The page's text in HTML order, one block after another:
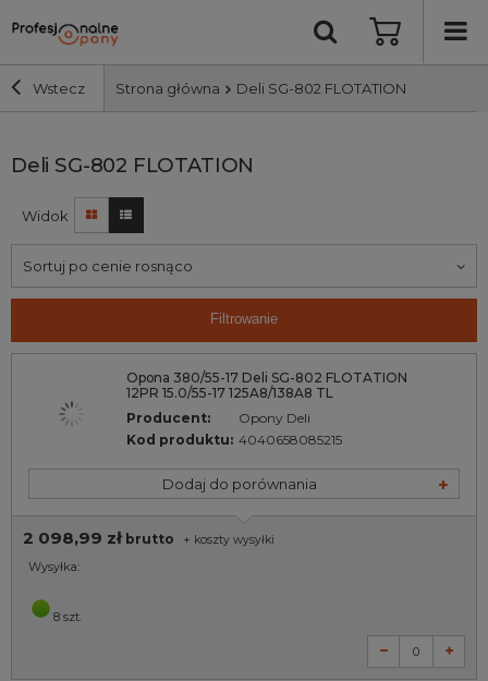
Wstecz Strona główna Deli SG-802 FLOTATION
Szerokość i profil
Średnica
Producent
Deli SG-802 FLOTATION
Widok
Sortuj po cenie rosnąco
Filtrowanie
Opona 380/55-17 Deli SG-802 FLOTATION
12PR 15.0/55-17 125A8/138A8 TL
Producent:
Opony Deli
Kod produktu: 4040658085215
Dodaj do porównania
2 098,99 zł brutto + koszty wysyłki
Wysyłka:
8 szt.